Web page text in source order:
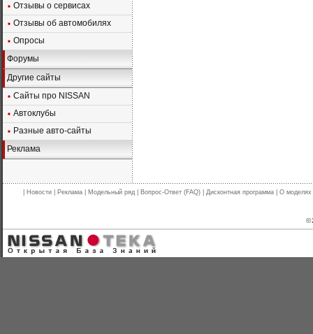
Отзывы о сервисах
Отзывы об автомобилях
Опросы
Форумы
Другие сайты
Сайты про NISSAN
Автоклубы
Разные авто-сайты
Реклама
Новости Реклама Модельный ряд Вопрос-Ответ (FAQ) Дисконтная программа О моделях
©